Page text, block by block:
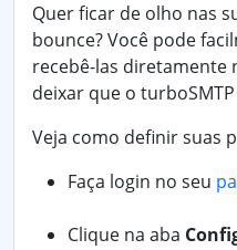
Quer ficar de olho nas
bounce? Você pode
recebê-las diretamente
deixar que o
Veja como definir suas
Faça login no seu
Clique na aba